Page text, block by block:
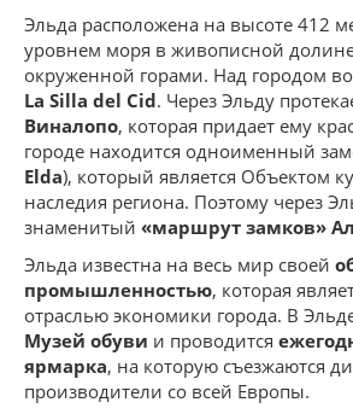
Эльда расположена на высоте 412
уровнем моря в живописной
окруженной горами. Над городом
La Silla del Cid. Через Эльду
Виналопо, которая придает ему
городе находится одноименный
Elda), который является Объектом
наследия региона. Поэтому через
знаменитый «маршрут замков»
Эльда известна на весь мир своей
промышленностью, которая
отраслью экономики города. В
Музей обуви и проводится
ярмарка, на которую съезжаются
производители со всей Европы.